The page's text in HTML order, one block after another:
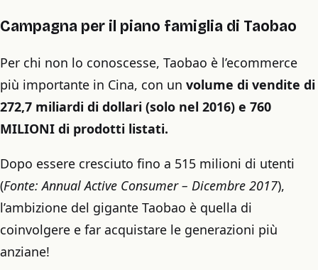
Campagna per il piano famiglia di Taobao
Per chi non lo conoscesse, Taobao è l’ecommerce
più importante in Cina, con un volume di vendite di
272,7 miliardi di dollari (solo nel 2016) e 760
MILIONI di prodotti listati.
Dopo essere cresciuto fino a 515 milioni di utenti
(Fonte: Annual Active Consumer – Dicembre 2017),
l’ambizione del gigante Taobao è quella di
coinvolgere e far acquistare le generazioni più
anziane!